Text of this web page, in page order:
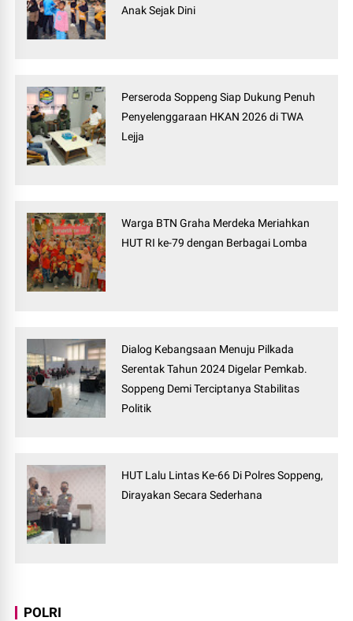
Anak Sejak Dini
Perseroda Soppeng Siap Dukung Penuh
Penyelenggaraan HKAN 2026 di TWA
Lejja
Warga BTN Graha Merdeka Meriahkan
HUT RI ke-79 dengan Berbagai Lomba
Dialog Kebangsaan Menuju Pilkada
Serentak Tahun 2024 Digelar Pemkab.
Soppeng Demi Terciptanya Stabilitas
Politik
HUT Lalu Lintas Ke-66 Di Polres Soppeng,
Dirayakan Secara Sederhana
POLRI